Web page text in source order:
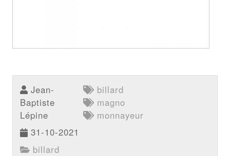
Jean-
Baptiste
Lépine
31-10-2021
billard
billard
magno
monnayeur